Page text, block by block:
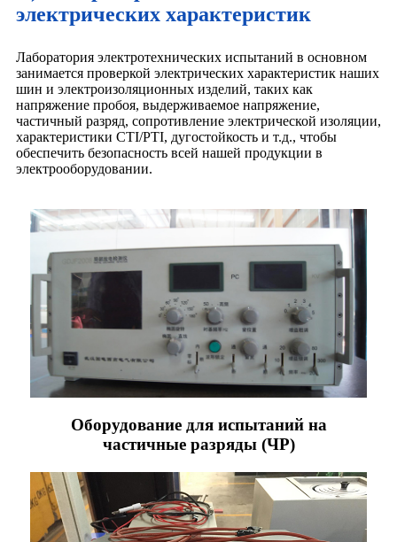
электрических характеристик
Лаборатория электротехнических испытаний в основном
занимается проверкой электрических характеристик наших
шин и электроизоляционных изделий, таких как
напряжение пробоя, выдерживаемое напряжение,
частичный разряд, сопротивление электрической изоляции,
характеристики CTI/PTI, дугостойкость и т.д., чтобы
обеспечить безопасность всей нашей продукции в
электрооборудовании.
Оборудование для испытаний на
частичные разряды (ЧР)